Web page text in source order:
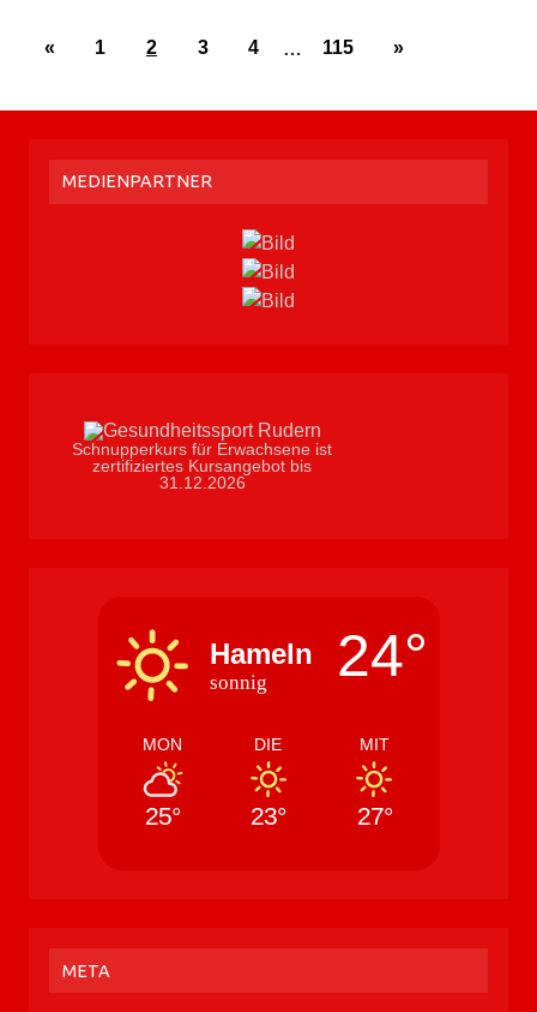
« 1 2 3 4 115 »
MEDIENPARTNER
Schnupperkurs für Erwachsene ist
zertifiziertes Kursangebot bis
31.12.2026
Hameln
sonnig 24°
MON
25°
DIE
23°
MIT
27°
META